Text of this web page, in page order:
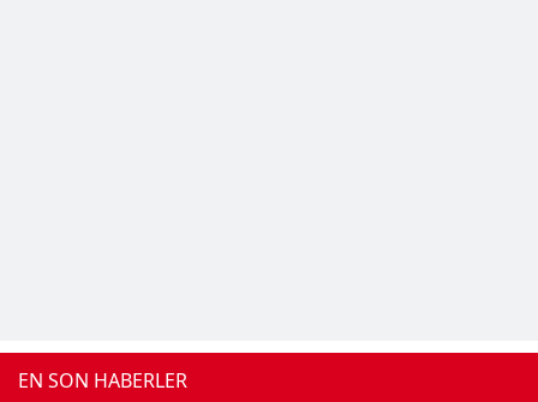
EN SON HABERLER